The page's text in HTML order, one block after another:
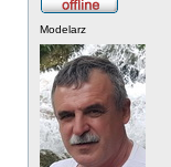
Modelarz